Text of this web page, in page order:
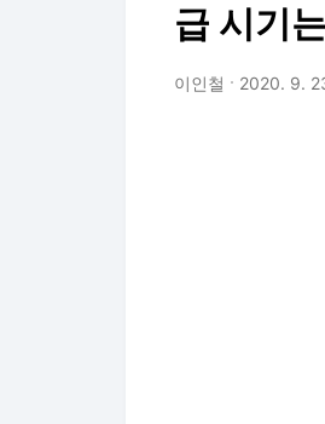
급 시기
이인철 2020. 9.